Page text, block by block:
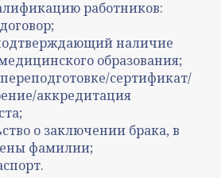
работников:
наличие
образования;
сертификат/
аккредитация
о заключении брака, в
фамилии;